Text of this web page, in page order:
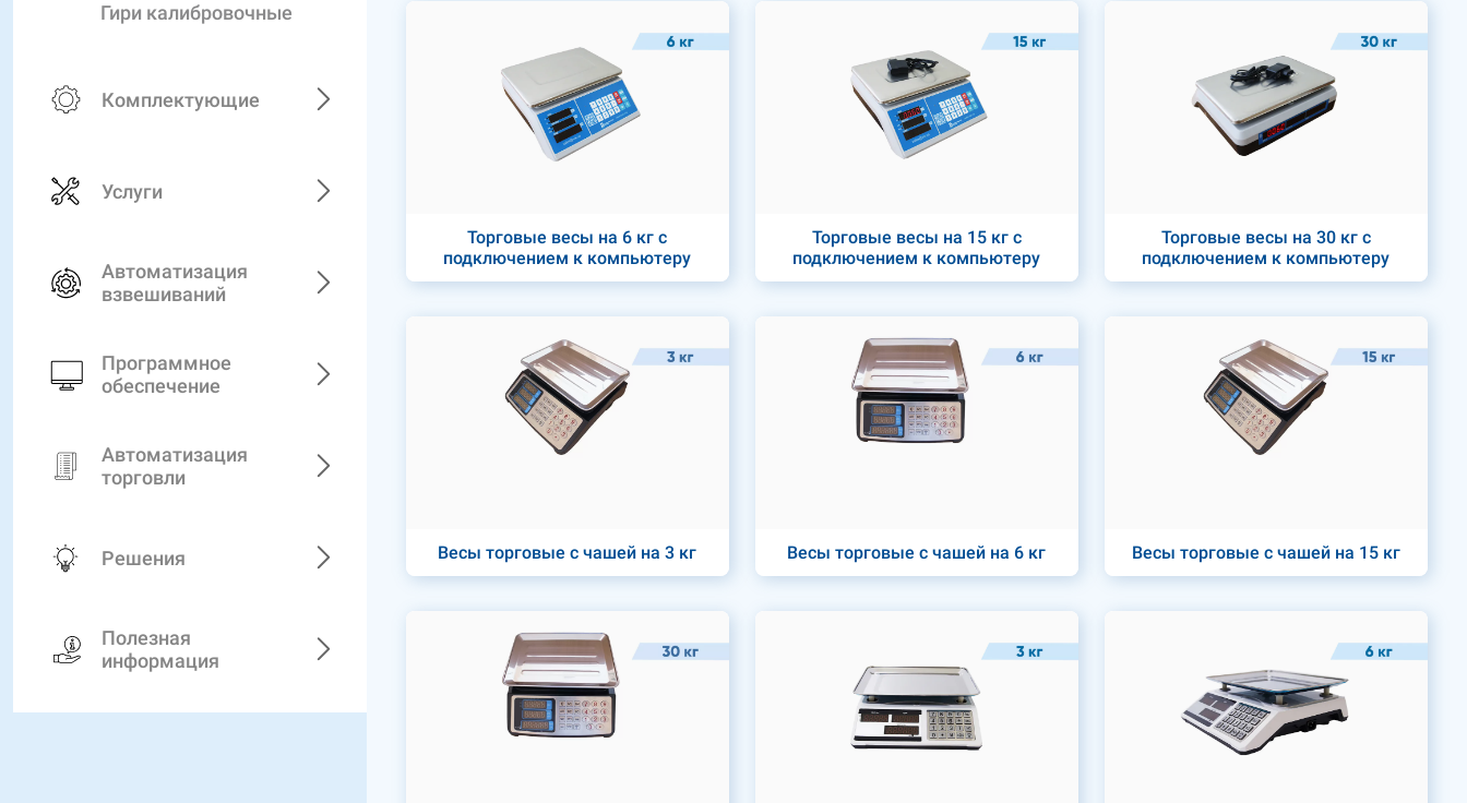
Гири калибровочные
Комплектующие
Услуги
Автоматизация
взвешиваний
Программное
обеспечение
Автоматизация
торговли
Решения
Полезная
информация
Торговые весы на 6 кг с
подключением к компьютеру
Торговые весы на 15 кг с
подключением к компьютеру
Торговые весы на 30 кг с
подключением к компьютеру
Весы торговые с чашей на 3 кг Весы торговые с чашей на 6 кг Весы торговые с чашей на 15 кг